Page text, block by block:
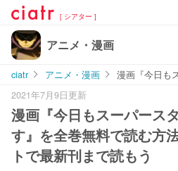
[ シアター ]
アニメ・漫画
ciatr アニメ・漫画
漫画『今日も
2021年7月9日更新
漫画『今日もスーパース
す』を全巻無料で読む方
トで最新刊まで読もう